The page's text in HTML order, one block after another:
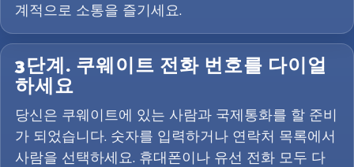
계적으로 소통을 즐기세요.
3단계. 쿠웨이트 전화 번호를 다이얼
하세요
당신은 쿠웨이트에 있는 사람과 국제통화를 할 준비
가 되었습니다. 숫자를 입력하거나 연락처 목록에서
사람을 선택하세요. 휴대폰이나 유선 전화 모두 다